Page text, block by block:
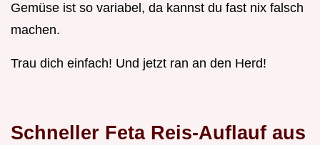
Gemüse ist so variabel, da kannst du fast nix falsch
machen.
Trau dich einfach! Und jetzt ran an den Herd!
Schneller Feta Reis-Auflauf aus